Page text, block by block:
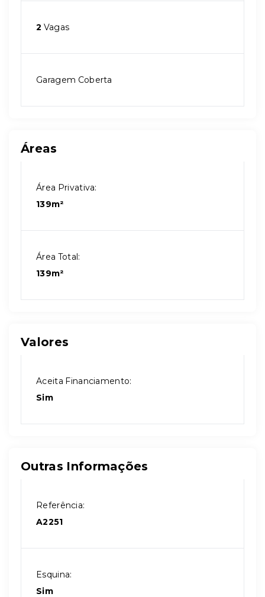
2 Vagas
Garagem Coberta
Áreas
Área Privativa:
139m²
Área Total:
139m²
Valores
Aceita Financiamento:
Sim
Outras Informações
Referência:
A2251
Esquina:
Sim